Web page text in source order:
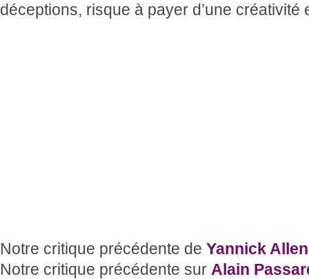
déceptions, risque à payer d’une
Notre critique précédente de Yannick
Notre critique précédente sur Alain